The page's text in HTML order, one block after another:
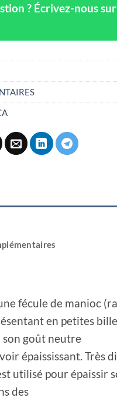
? Écrivez-nous sur
fécule de manioc
en petites
goût neutre
épaississant. Très
utilisé pour épaissir
des